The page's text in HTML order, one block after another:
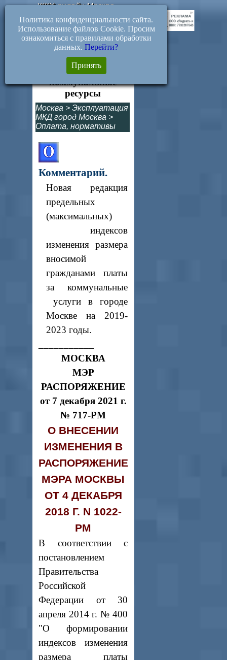
ЖКХ-онлайн.Москва
717-Р. О предельных
индексах платы за
коммунальные
ресурсы
Москва >Эксплуатация
МКД город Москва >
Оплата, нормативы
Комментарий.
Новая редакция
предельных
(максимальных)
индексов
изменения размера
вносимой
гражданами платы
за коммунальные
услуги в городе
Москве на 2019-
2023 годы.
МОСКВА
МЭР
РАСПОРЯЖЕНИЕ
от 7 декабря 2021 г.
№ 717-РМ
О ВНЕСЕНИИ
ИЗМЕНЕНИЯ В
РАСПОРЯЖЕНИЕ
МЭРА МОСКВЫ
ОТ 4 ДЕКАБРЯ
2018 Г. N 1022-
РМ
В соответствии с
постановлением
Правительства
Российской
Федерации от 30
апреля 2014 г. № 400
"О формировании
индексов изменения
размера платы
Политика конфиденциальности сайта.
Использование файлов Cookie. Просим
ознакомиться с правилами обработки
данных. Перейти?
Принять